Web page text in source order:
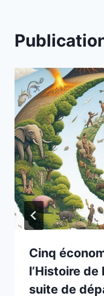
Cinq
l’Histoire de
suite de